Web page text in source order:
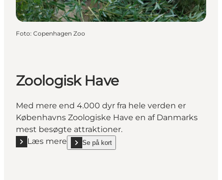
Foto: Copenhagen Zoo
Zoologisk Have
Med mere end 4.000 dyr fra hele verden er
Københavns Zoologiske Have en af Danmarks
mest besøgte attraktioner.
Læs mere
Læs mere "Zoologisk Have"
Se på kort
show Zoologisk Have on_map